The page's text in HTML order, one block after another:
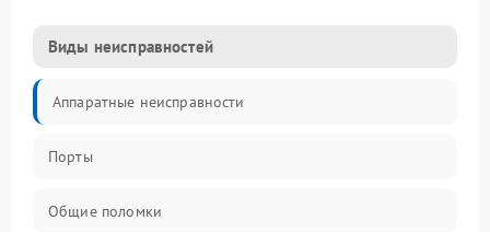
Виды неисправностей
Аппаратные неисправности
Порты
Общие поломки